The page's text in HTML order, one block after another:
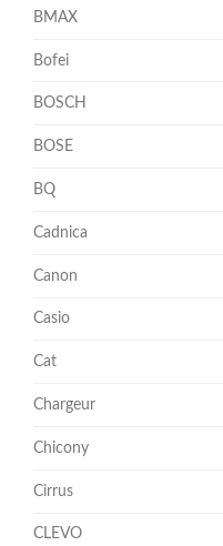
BMAX
Bofei
BOSCH
BOSE
BQ
Cadnica
Canon
Casio
Cat
Chargeur
Chicony
Cirrus
CLEVO